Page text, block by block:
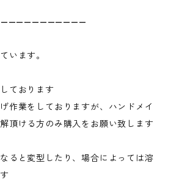
います。
ております
作業をしておりますが、ハンドメイ
頂ける方のみ購入をお願い致します
ると変型したり、場合によっては溶